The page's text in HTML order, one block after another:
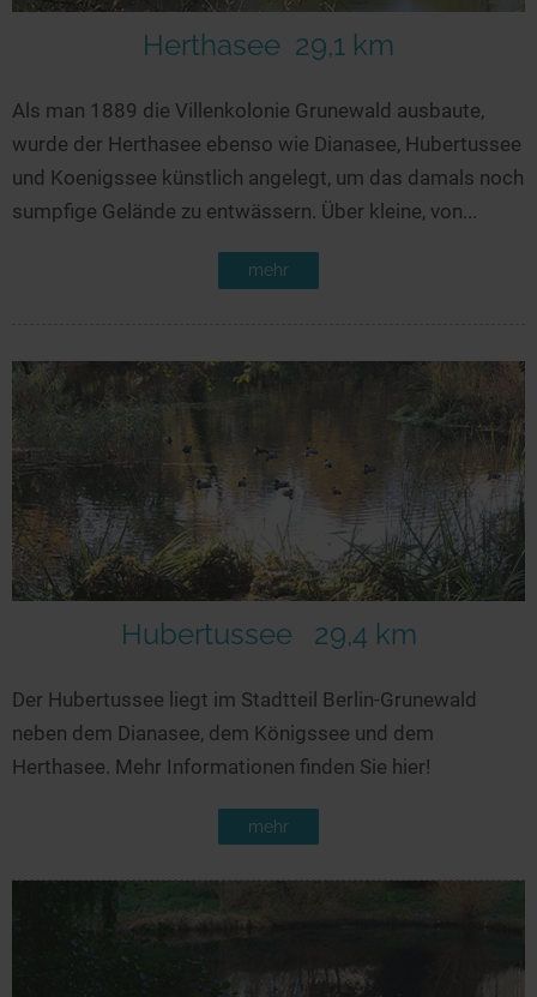
Herthasee 29,1 km
Als man 1889 die Villenkolonie Grunewald ausbaute,
wurde der Herthasee ebenso wie Dianasee, Hubertussee
und Koenigssee künstlich angelegt, um das damals noch
sumpfige Gelände zu entwässern. Über kleine, von...
mehr
Hubertussee 29,4 km
Der Hubertussee liegt im Stadtteil Berlin-Grunewald
neben dem Dianasee, dem Königssee und dem
Herthasee. Mehr Informationen finden Sie hier!
mehr